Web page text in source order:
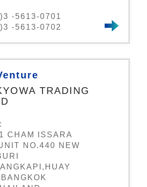
-5613-0701
-5613-0702
TRADING
CHAM ISSARA
NO.440 NEW